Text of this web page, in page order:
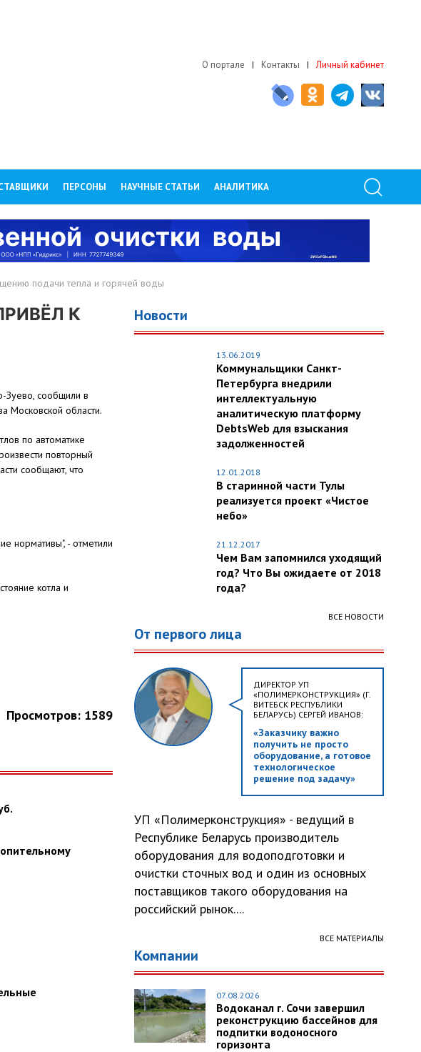
О портале Контакты Личный кабинет
ПЕРСОНЫ НАУЧНЫЕ СТАТЬИ АНАЛИТИКА
подачи тепла и горячей воды
К
Зуево, сообщили в
Московской области.
по автоматике
повторный
сообщают, что
нормативы", - отметили
котла и
Просмотров: 1589
Новости
13.06.2019
Коммунальщики Санкт-
Петербурга внедрили
интеллектуальную
аналитическую платформу
DebtsWeb для взыскания
задолженностей
12.01.2018
В старинной части Тулы
реализуется проект «Чистое
небо»
21.12.2017
Чем Вам запомнился уходящий
год? Что Вы ожидаете от 2018
года?
ВСЕ НОВОСТИ
От первого лица
ДИРЕКТОР УП
«ПОЛИМЕРКОНСТРУКЦИЯ» (Г.
ВИТЕБСК РЕСПУБЛИКИ
БЕЛАРУСЬ) СЕРГЕЙ ИВАНОВ:
«Заказчику важно
получить не просто
оборудование, а готовое
технологическое
решение под задачу»
УП «Полимерконструкция» - ведущий в
Республике Беларусь производитель
оборудования для водоподготовки и
очистки сточных вод и один из основных
поставщиков такого оборудования на
российский рынок....
ВСЕ МАТЕРИАЛЫ
Компании
07.08.2026
Водоканал г. Сочи завершил
реконструкцию бассейнов для
подпитки водоносного
горизонта